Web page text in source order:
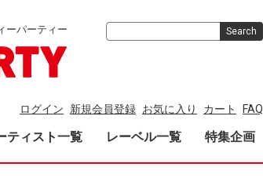
ーパーティー
ログイン 新規会員登録 お気に入り カート FAQ
ティスト一覧 レーベル一覧 特集企画
Search